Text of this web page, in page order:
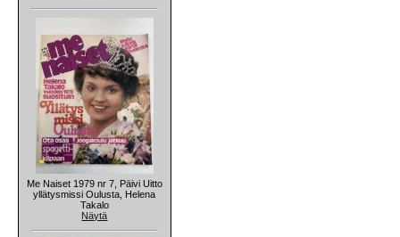
Me Naiset 1979 nr 7, Päivi Uitto
yllätysmissi Oulusta, Helena
Takalo
Näytä